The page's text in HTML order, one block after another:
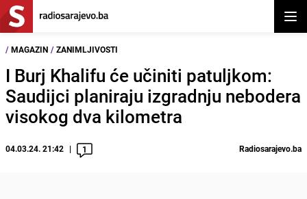
/ MAGAZIN / ZANIMLJIVOSTI
I Burj Khalifu će učiniti patuljkom:
Saudijci planiraju izgradnju nebodera
visokog dva kilometra
04.03.24. 21:42 1 Radiosarajevo.ba